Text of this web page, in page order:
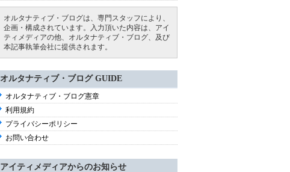
オルタナティブ・ブログは、専門スタッフにより、
企画・構成されています。入力頂いた内容は、アイ
ティメディアの他、オルタナティブ・ブログ、及び
本記事執筆会社に提供されます。
オルタナティブ・ブログ GUIDE
オルタナティブ・ブログ憲章
利用規約
プライバシーポリシー
お問い合わせ
アイティメディアからのお知らせ